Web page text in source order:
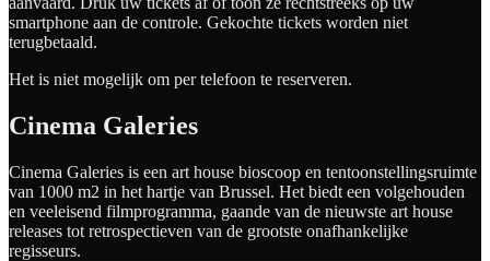
smartphone aan de controle. Gekochte tickets worden niet
terugbetaald.
Het is niet mogelijk om per telefoon te reserveren.
Cinema Galeries
Cinema Galeries is een art house bioscoop en tentoonstellingsruimte
van 1000 m2 in het hartje van Brussel. Het biedt een volgehouden
en veeleisend filmprogramma, gaande van de nieuwste art house
releases tot retrospectieven van de grootste onafhankelijke
regisseurs.